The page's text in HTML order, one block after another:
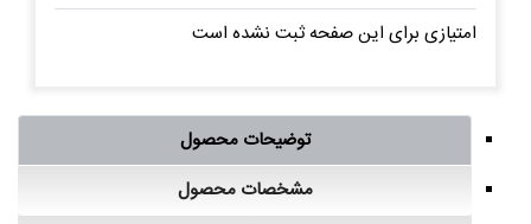
امتیازی برای این صفحه ثبت نشده است
توضیحات محصول
مشخصات محصول